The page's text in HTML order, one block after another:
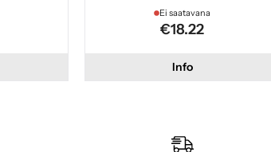
Ei saatavana
€18.22
Info